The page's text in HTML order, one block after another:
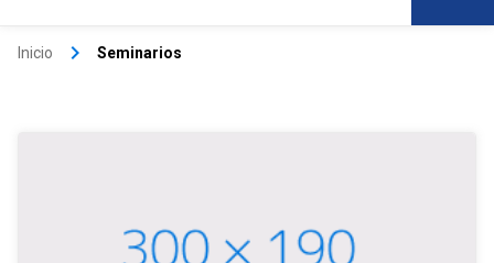
Inicio keyboard_arrow_right Seminarios